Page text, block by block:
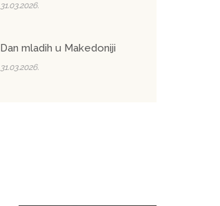
31.03.2026.
Dan mladih u Makedoniji
31.03.2026.